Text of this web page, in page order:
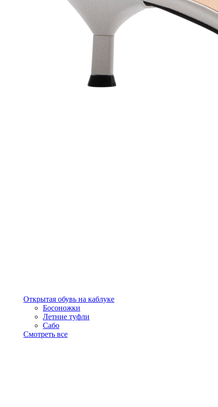
Открытая обувь на каблуке
Босоножки
Летние туфли
Сабо
Смотреть все